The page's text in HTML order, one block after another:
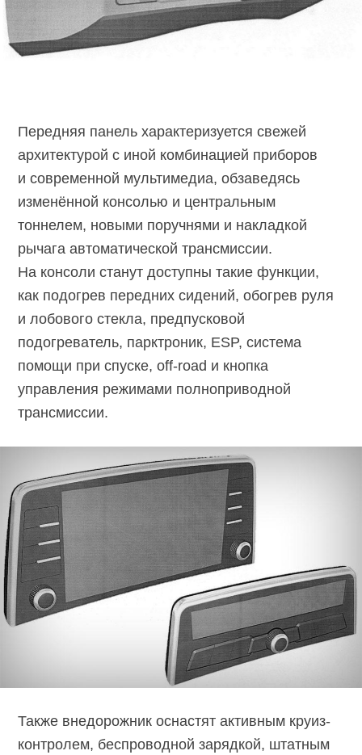
Передняя панель характеризуется свежей
архитектурой с иной комбинацией приборов
и современной мультимедиа, обзаведясь
изменённой консолью и центральным
тоннелем, новыми поручнями и накладкой
рычага автоматической трансмиссии.
На консоли станут доступны такие функции,
как подогрев передних сидений, обогрев руля
и лобового стекла, предпусковой
подогреватель, парктроник, ESP, система
помощи при спуске, off-road и кнопка
управления режимами полноприводной
трансмиссии.
Также внедорожник оснастят активным круиз-
контролем, беспроводной зарядкой, штатным